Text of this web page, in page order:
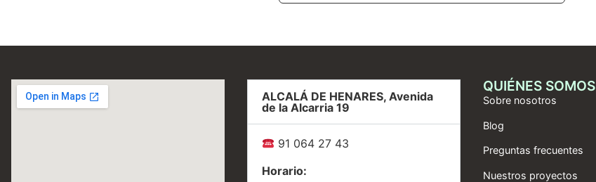
ALCALÁ DE HENARES, Avenida
de la Alcarria 19
91 064 27 43
Horario:
QUIÉNES SOMOS
Sobre nosotros
Blog
Preguntas frecuentes
Nuestros proyectos